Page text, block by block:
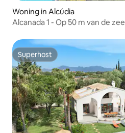
Woning in Alcúdia
Alcanada 1 - Op 50 m van de zee
Superhost
Superhost